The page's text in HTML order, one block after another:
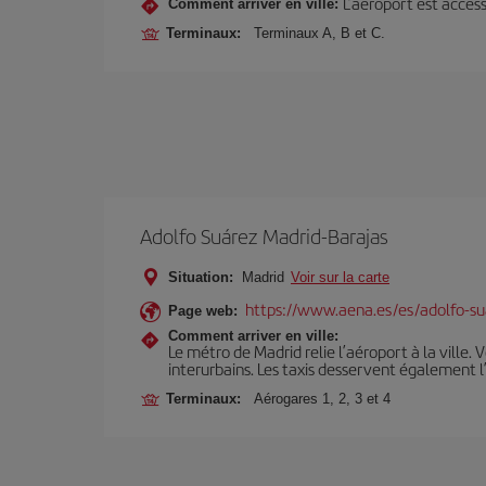
Comment arriver en ville:
Terminaux: Terminaux A, B et C.
Adolfo Suárez Madrid-Barajas
Situation: Madrid Voir sur la carte
Page web: https://www.aena.es/es/adolfo-
Comment arriver en ville:
Le métro de Madrid relie l’aéroport à la ville.
interurbains. Les taxis desservent également
Terminaux: Aérogares 1, 2, 3 et 4